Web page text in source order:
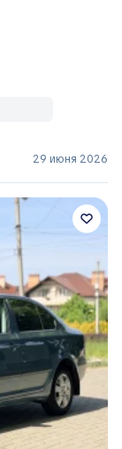
29 июня 2026